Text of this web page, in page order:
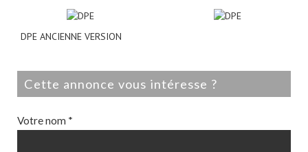
DPE ANCIENNE VERSION
cette annonce vous intéresse ?
Votre nom *